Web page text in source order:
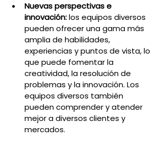
Nuevas perspectivas e
innovación: los equipos diversos
pueden ofrecer una gama más
amplia de habilidades,
experiencias y puntos de vista, lo
que puede fomentar la
creatividad, la resolución de
problemas y la innovación. Los
equipos diversos también
pueden comprender y atender
mejor a diversos clientes y
mercados.